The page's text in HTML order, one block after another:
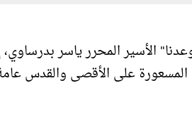
الأسير المحرر ياسر
على الأقصى والقدس